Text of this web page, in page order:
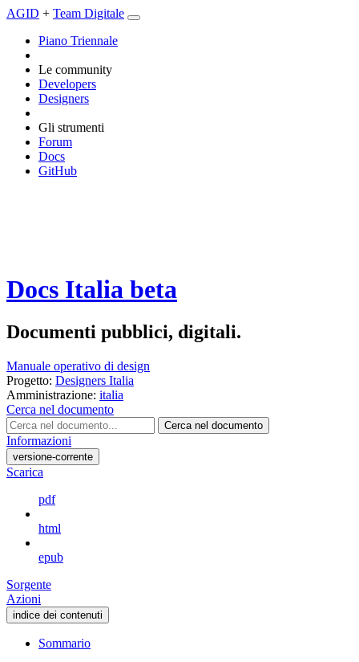
AGID + Team Digitale
Piano Triennale
Le community
Developers
Designers
Gli strumenti
Forum
Docs
GitHub
Docs Italia beta
Documenti pubblici, digitali.
Manuale operativo di design
Progetto: Designers Italia
Amministrazione: italia
Cerca nel documento
Cerca nel documento
Informazioni
versione-corrente
Scarica
pdf
html
epub
Sorgente
Azioni
indice dei contenuti
Sommario